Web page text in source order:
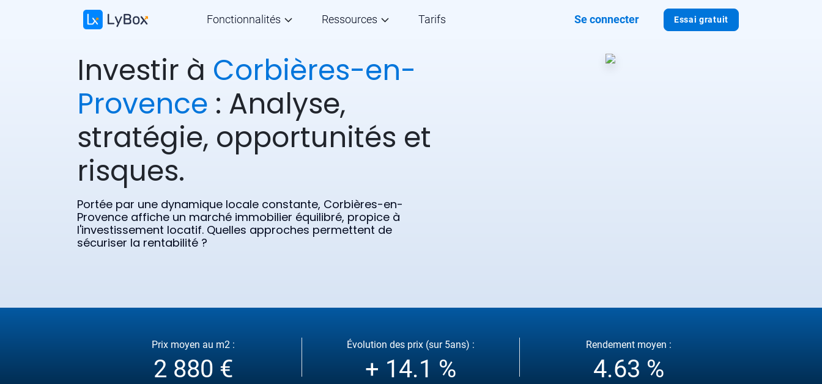
Essai gratuit
Fonctionnalités Ressources Tarifs Se connecter
Investir à Corbières-en-
Provence : Analyse,
stratégie, opportunités et
risques.
Portée par une dynamique locale constante, Corbières-en-
Provence affiche un marché immobilier équilibré, propice à
l'investissement locatif. Quelles approches permettent de
sécuriser la rentabilité ?
Prix moyen au m2 :
2 880 €
Évolution des prix (sur 5ans) :
+ 14.1 %
Rendement moyen :
4.63 %